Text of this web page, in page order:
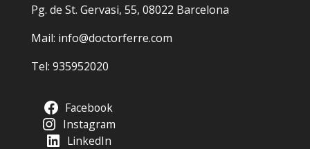
Pg. de St. Gervasi, 55, 08022 Barcelona
Mail: info@doctorferre.com
Tel: 935952020
Facebook
Instagram
LinkedIn